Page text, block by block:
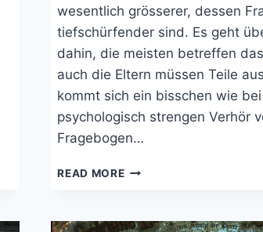
wesentlich grösserer, dessen
tiefschürfender sind. Es geht
dahin, die meisten betreffen
auch die Eltern müssen Teile
kommt sich ein bisschen wie
psychologisch strengen Verhör
Fragebogen…
READ MOREGROSSER
AUSLANDSJAHR-